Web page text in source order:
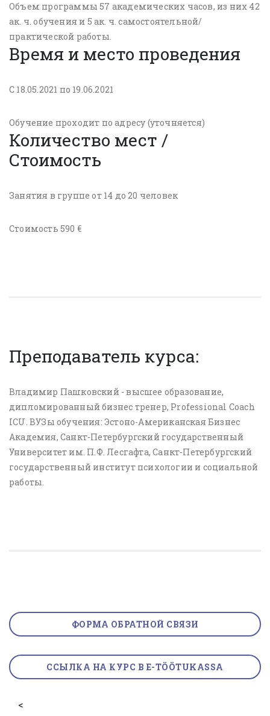
Объем программы 57 академических часов, из них 42
ак. ч. обучения и 5 ак. ч. самостоятельной/
практической работы.
Время и место проведения
С 18.05.2021 по 19.06.2021
Обучение проходит по адресу (уточняется)
Количество мест /
Стоимость
Занятия в группе от 14 до 20 человек
Стоимость 590 €
Преподаватель курса:
Владимир Пашковский - высшее образование,
дипломированный бизнес тренер, Professional Coach
ICU. ВУЗы обучения: Эстоно-Американская Бизнес
Академия, Санкт-Петербургский государственный
Университет им. П.Ф. Лесгафта, Санкт-Петербургский
государственный институт психологии и социальной
работы.
ФОРМА ОБРАТНОЙ СВЯЗИ
ССЫЛКА НА КУРС В E-TÖÖTUKASSA
<